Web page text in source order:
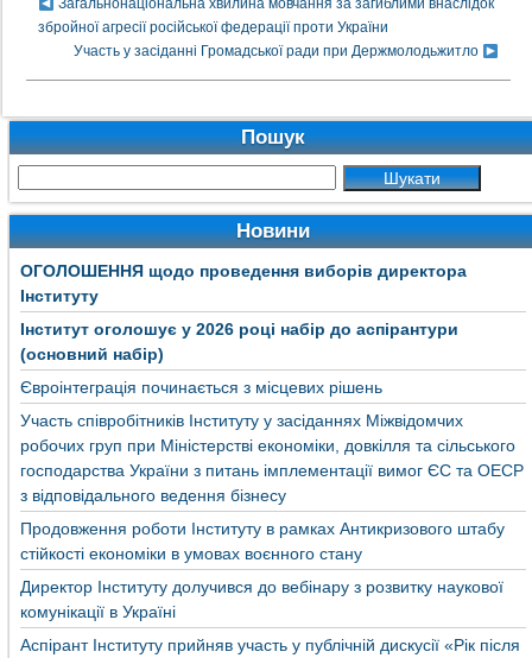
Загальнонаціональна хвилина мовчання за загиблими внаслідок
збройної агресії російської федерації проти України
Учаcть у засіданні Громадської ради при Держмолодьжитло
Пошук
Новини
ОГОЛОШЕННЯ щодо проведення виборів директора
Інституту
Інститут оголошує у 2026 році набір до аспірантури
(основний набір)
Євроінтеграція починається з місцевих рішень
Участь співробітників Інституту у засіданнях Міжвідомчих
робочих груп при Міністерстві економіки, довкілля та сільського
господарства України з питань імплементації вимог ЄС та ОЕСР
з відповідального ведення бізнесу
Продовження роботи Інституту в рамках Антикризового штабу
стійкості економіки в умовах воєнного стану
Директор Інституту долучився до вебінару з розвитку наукової
комунікації в Україні
Аспірант Інституту прийняв участь у публічній дискусії «Рік після